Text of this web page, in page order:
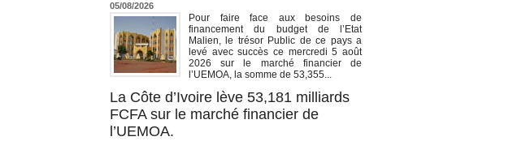
05/08/2026
Pour faire face aux besoins de
financement du budget de l’Etat
Malien, le trésor Public de ce pays a
levé avec succès ce mercredi 5 août
2026 sur le marché financier de
l’UEMOA, la somme de 53,355...
La Côte d’Ivoire lève 53,181 milliards
FCFA sur le marché financier de
l’UEMOA.